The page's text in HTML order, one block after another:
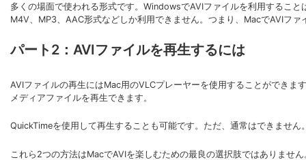
多くの場面で使われる形式です。WindowsでAVIファイルを利用するこ
M4V、MP3、AAC形式などしか利用できません。つまり、MacでAVIフ
パート2：AVIファイルを再生するには
AVIファイルの再生にはMac用のVLCプレーヤーを使用することができ
メディアファイルを再生できます。
QuickTimeを使用して再生することも可能です。ただ、通常はできませ
これら2つの方法はMacでAVIを楽しむための最良の選択肢ではありませ